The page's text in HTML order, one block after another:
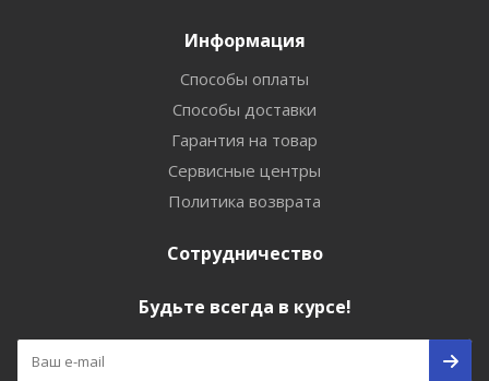
Информация
Способы оплаты
Способы доставки
Гарантия на товар
Сервисные центры
Политика возврата
Сотрудничество
Будьте всегда в курсе!